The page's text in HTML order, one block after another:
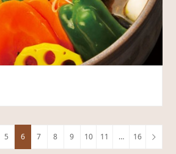
5 6 7 8 9 10 11 … 16